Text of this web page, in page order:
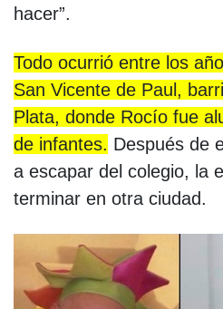
hacer”.
Todo ocurrió entre los
San Vicente de Paul,
Plata, donde Rocío fue
de infantes. Después de
a escapar del colegio, la
terminar en otra ciudad.